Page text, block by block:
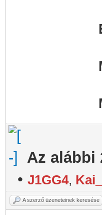
Az alábbi
• J1GG4,
A szerző üzeneteinek keresése